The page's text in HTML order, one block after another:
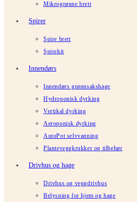
Mikrogrønne brett
Spirer
Spire brett
Spirekit
Innendørs
Innendørs grønnsakshage
Hydroponisk dyrking
Vertikal dyrking
Aeroponisk dyrking
AutoPot selvvanning
Planteveggkrukker og tilbehør
Drivhus og hage
Drivhus og veggdrivhus
Belysning for hjem og hage